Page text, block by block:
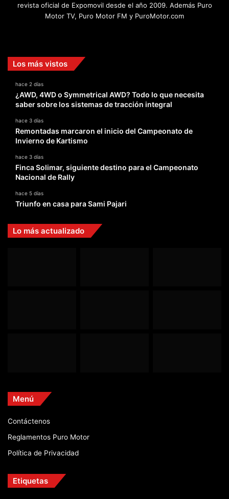
revista oficial de Expomovil desde el año 2009. Además Puro
Motor TV, Puro Motor FM y PuroMotor.com
Los más vistos
hace 2 días
¿AWD, 4WD o Symmetrical AWD? Todo lo que necesita
saber sobre los sistemas de tracción integral
hace 3 días
Remontadas marcaron el inicio del Campeonato de
Invierno de Kartismo
hace 3 días
Finca Solimar, siguiente destino para el Campeonato
Nacional de Rally
hace 5 días
Triunfo en casa para Sami Pajari
Lo más actualizado
Menú
Contáctenos
Reglamentos Puro Motor
Política de Privacidad
Etiquetas